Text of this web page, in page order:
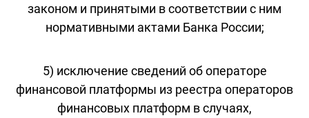
законом и принятыми в соответствии с ним
нормативными актами Банка России;
5) исключение сведений об операторе
финансовой платформы из реестра операторов
финансовых платформ в случаях,